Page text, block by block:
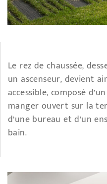
Le rez de chaussée,
un ascenseur, devient
accessible, composé
manger ouvert sur la
d’une bureau et d’un
bain.